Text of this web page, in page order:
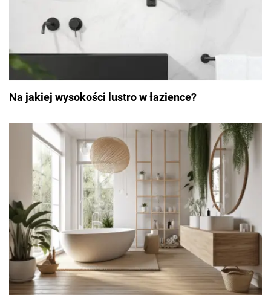
Na jakiej wysokości lustro w łazience?